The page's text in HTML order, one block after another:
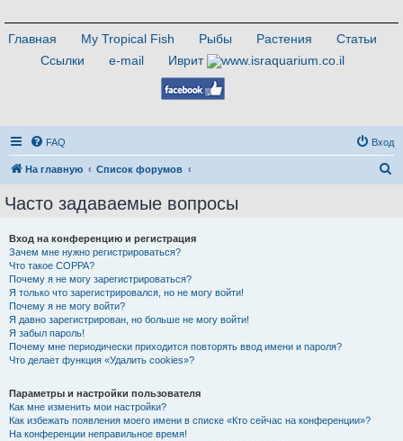
Главная My Tropical Fish Рыбы Растения
Статьи
Ссылки
e-mail Иврит
FAQ Вход
На главную Список форумов
Часто задаваемые вопросы
Вход на конференцию и регистрация
Зачем мне нужно регистрироваться?
Что такое COPPA?
Почему я не могу зарегистрироваться?
Я только что зарегистрировался, но не могу войти!
Почему я не могу войти?
Я давно зарегистрирован, но больше не могу войти!
Я забыл пароль!
Почему мне периодически приходится повторять ввод имени и пароля?
Что делает функция «Удалить cookies»?
Параметры и настройки пользователя
Как мне изменить мои настройки?
Как избежать появления моего имени в списке «Кто сейчас на конференции»?
На конференции неправильное время!